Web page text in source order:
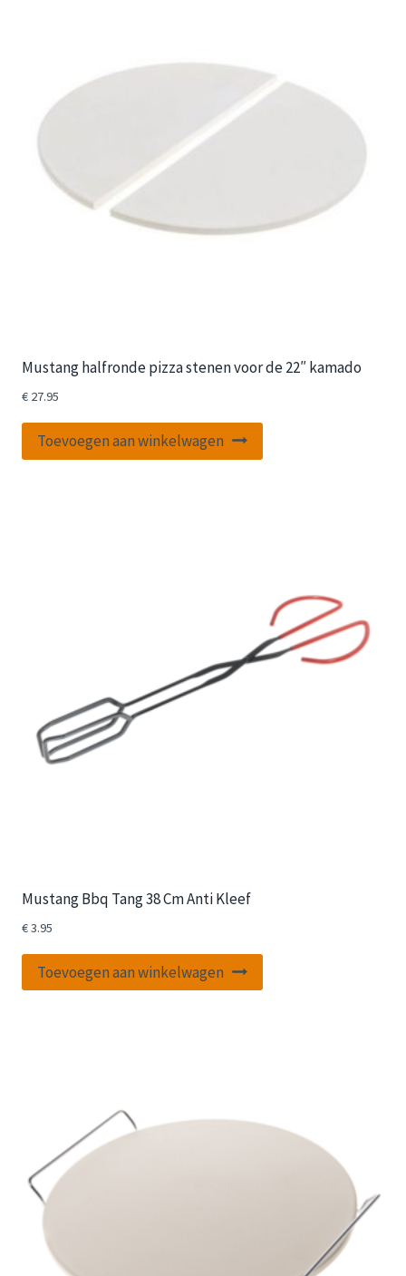
Mustang halfronde pizza stenen voor de 22″ kamado
€ 27.95
Toevoegen aan winkelwagen
Mustang Bbq Tang 38 Cm Anti Kleef
€3.95
Toevoegen aan winkelwagen